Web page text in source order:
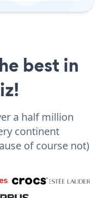
best in
a half million
continent
of course not)